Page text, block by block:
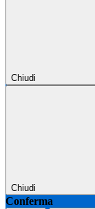
Chiudi
Chiudi
Conferma